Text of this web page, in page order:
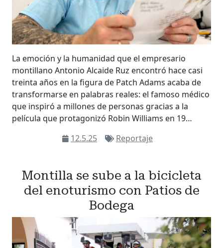
La emoción y la humanidad que el empresario
montillano Antonio Alcaide Ruz encontró hace casi
treinta años en la figura de Patch Adams acaba de
transformarse en palabras reales: el famoso médico
que inspiró a millones de personas gracias a la
película que protagonizó Robin Williams en 19…
12.5.25
Reportaje
Montilla se sube a la bicicleta
del enoturismo con Patios de
Bodega